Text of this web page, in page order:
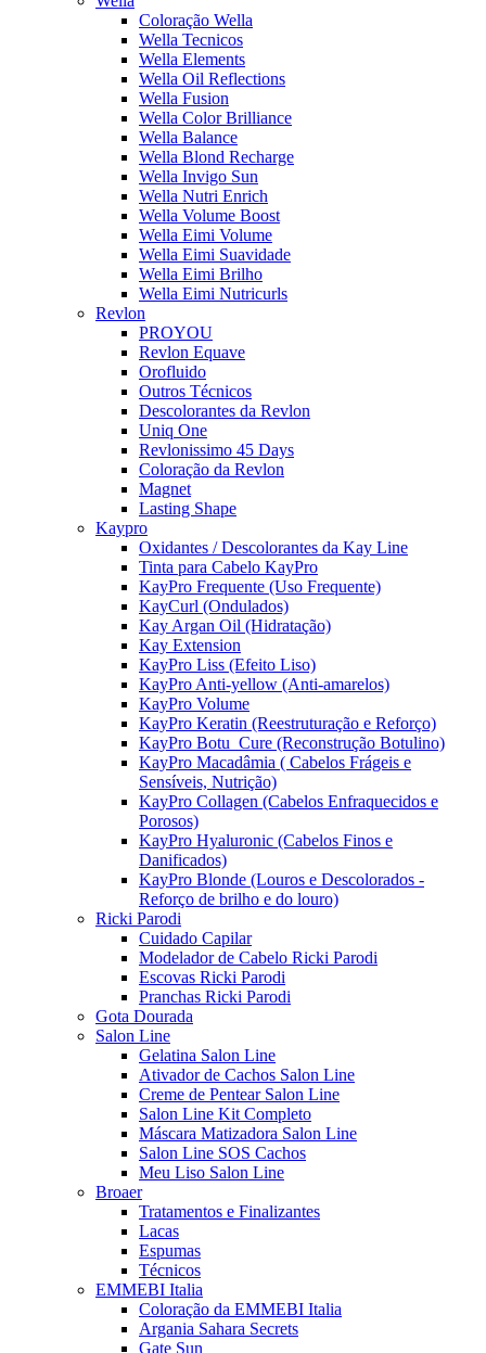
Coloração Wella
Wella Tecnicos
Wella Elements
Wella Oil Reflections
Wella Fusion
Wella Color Brilliance
Wella Balance
Wella Blond Recharge
Wella Invigo Sun
Wella Nutri Enrich
Wella Volume Boost
Wella Eimi Volume
Wella Eimi Suavidade
Wella Eimi Brilho
Wella Eimi Nutricurls
Revlon
PROYOU
Revlon Equave
Orofluido
Outros Técnicos
Descolorantes da Revlon
Uniq One
Revlonissimo 45 Days
Coloração da Revlon
Magnet
Lasting Shape
Kaypro
Oxidantes / Descolorantes da Kay Line
Tinta para Cabelo KayPro
KayPro Frequente (Uso Frequente)
KayCurl (Ondulados)
Kay Argan Oil (Hidratação)
Kay Extension
KayPro Liss (Efeito Liso)
KayPro Anti-yellow (Anti-amarelos)
KayPro Volume
KayPro Keratin (Reestruturação e Reforço)
KayPro Botu_Cure (Reconstrução Botulino)
KayPro Macadâmia ( Cabelos Frágeis e
Sensíveis, Nutrição)
KayPro Collagen (Cabelos Enfraquecidos e
Porosos)
KayPro Hyaluronic (Cabelos Finos e
Danificados)
KayPro Blonde (Louros e Descolorados -
Reforço de brilho e do louro)
Ricki Parodi
Cuidado Capilar
Modelador de Cabelo Ricki Parodi
Escovas Ricki Parodi
Pranchas Ricki Parodi
Gota Dourada
Salon Line
Gelatina Salon Line
Ativador de Cachos Salon Line
Creme de Pentear Salon Line
Salon Line Kit Completo
Máscara Matizadora Salon Line
Salon Line SOS Cachos
Meu Liso Salon Line
Broaer
Tratamentos e Finalizantes
Lacas
Espumas
Técnicos
EMMEBI Italia
Coloração da EMMEBI Italia
Argania Sahara Secrets
Gate Sun